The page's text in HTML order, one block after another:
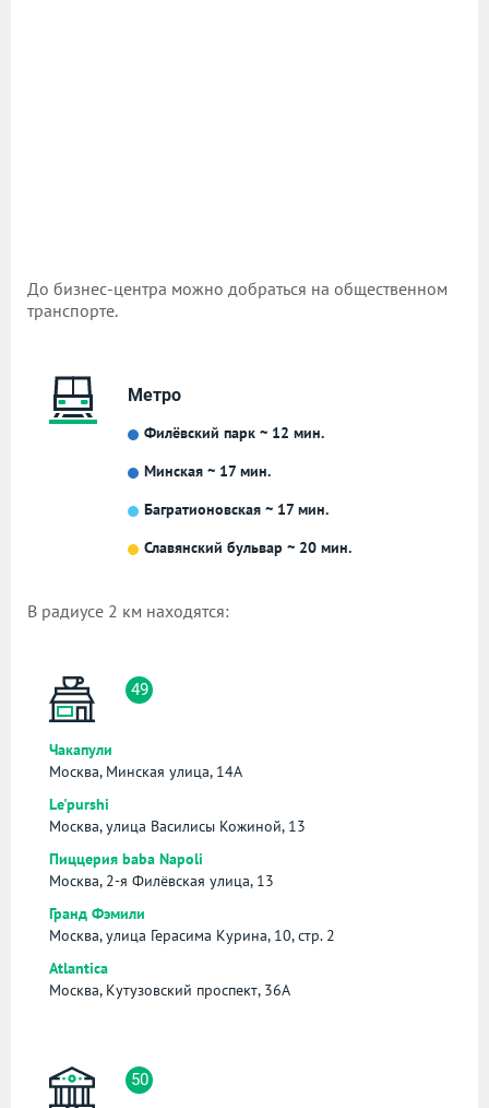
До бизнес-центра можно добраться на общественном
транспорте.
Метро
Филёвский парк ~ 12 мин.
Минская ~ 17 мин.
Багратионовская ~ 17 мин.
Славянский бульвар ~ 20 мин.
В радиусе 2 км находятся:
49
Чакапули
Москва, Минская улица, 14А
Le'purshi
Москва, улица Василисы Кожиной, 13
Пиццерия baba Napoli
Москва, 2-я Филёвская улица, 13
Гранд Фэмили
Москва, улица Герасима Курина, 10, стр. 2
Atlantica
Москва, Кутузовский проспект, 36А
50